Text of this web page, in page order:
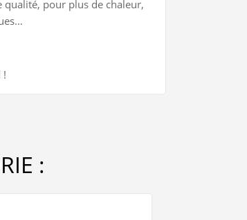
qualité, pour plus de chaleur,
!
: